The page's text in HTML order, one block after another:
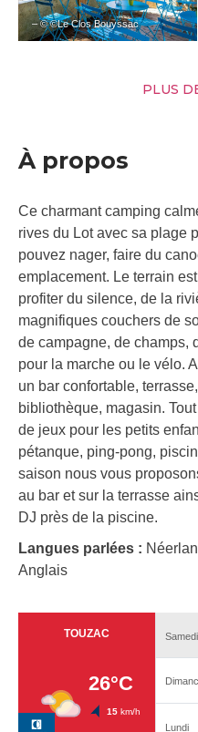
– © ©Le Clos Bouyssac
PLUS
À propos
Ce charmant camping
rives du Lot avec sa plage
pouvez nager, faire du
emplacement. Le terrain
profiter du silence, de la
magnifiques couchers de
de campagne, de champs,
pour la marche ou le vélo.
un bar confortable,
bibliothèque, magasin.
de jeux pour les petits
pétanque, ping-pong,
saison nous vous
au bar et sur la terrasse
DJ près de la piscine.
Langues parlées :
Anglais